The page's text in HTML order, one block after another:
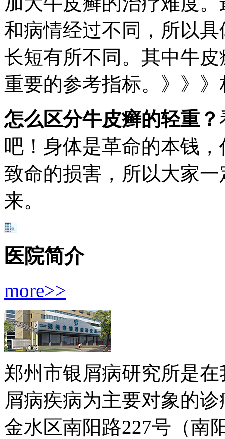
和病情经过不同，所以
长短有所不同。其中牛
重要的参考指标。》》
怎么区分牛皮癣的轻重？
吧！身体是革命的本钱
致命的损害，所以大家
来。
医院简介
more>>
郑州市银屑病研究所是
屑病疾病为主要对象的诊
金水区南阳路227号（南